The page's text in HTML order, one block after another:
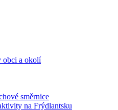
obci a okolí
směrnice
na Frýdlantsku